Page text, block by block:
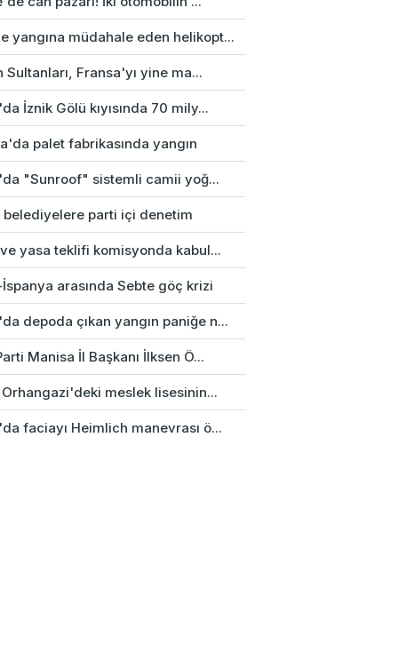
yangına müdahale eden helikopt...
Sultanları, Fransa'yı yine ma...
İznik Gölü kıyısında 70 mily...
palet fabrikasında yangın
"Sunroof" sistemli camii yoğ...
belediyelere parti içi denetim
yasa teklifi komisyonda kabul...
arasında Sebte göç krizi
depoda çıkan yangın paniğe n...
Manisa İl Başkanı İlksen Ö...
Orhangazi'deki meslek lisesinin...
faciayı Heimlich manevrası ö...